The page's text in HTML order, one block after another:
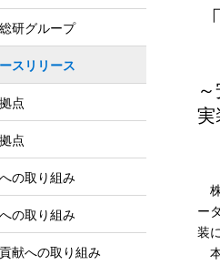
実
株
ー
装
本
研グループ
スリリース
点
点
の取り組み
の取り組み
献への取り組み